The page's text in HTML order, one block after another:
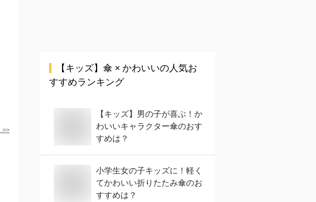
>>
【キッズ】 傘 × かわいいの人気お
すすめランキング
【キッズ】男の子が喜ぶ！か
わいいキャラクター傘のおす
すめは？
小学生女の子キッズに！軽く
てかわいい折りたたみ傘のお
すすめは？